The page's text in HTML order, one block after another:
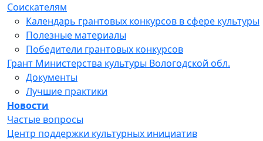
Соискателям
Календарь грантовых конкурсов в сфере культуры
Полезные материалы
Победители грантовых конкурсов
Грант Министерства культуры Вологодской обл.
Документы
Лучшие практики
Новости
Частые вопросы
Центр поддержки культурных инициатив